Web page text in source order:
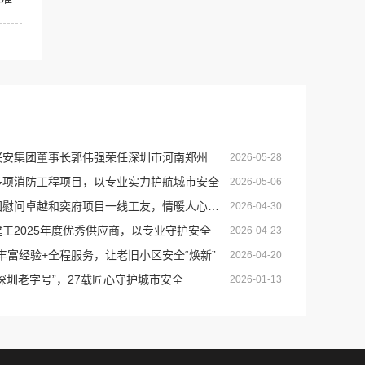
2026-05-28
董事长郭伟强荣任深圳市河南郑州商会创会会长
2026-05-06
消防工程项目，以专业实力护航城市安全
2026-04-30
卓越和奕府项目一线工友，情暖人心守安全
2026-04-23
2025年度优秀供应商，以专业守护安全
2026-04-20
富经验+全程服务，让老旧小区安全“焕新”
2026-01-13
圳老字号”，27载匠心守护城市安全